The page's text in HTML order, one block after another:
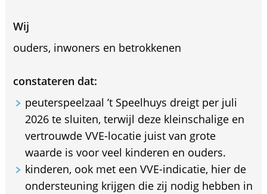
Wij
ouders, inwoners en betrokkenen
constateren dat:
peuterspeelzaal ’t Speelhuys dreigt per juli
2026 te sluiten, terwijl deze kleinschalige en
vertrouwde VVE-locatie juist van grote
waarde is voor veel kinderen en ouders.
kinderen, ook met een VVE-indicatie, hier de
ondersteuning krijgen die zij nodig hebben in